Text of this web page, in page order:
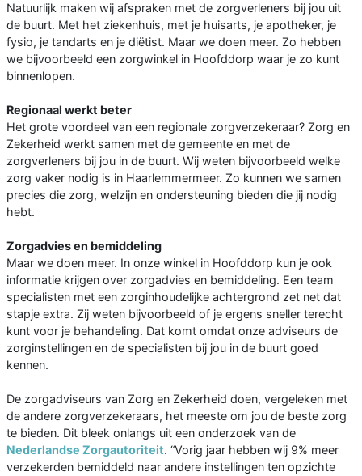
Natuurlijk maken wij afspraken met de zorgverleners bij jou uit
de buurt. Met het ziekenhuis, met je huisarts, je apotheker, je
fysio, je tandarts en je diëtist. Maar we doen meer. Zo hebben
we bijvoorbeeld een zorgwinkel in Hoofddorp waar je zo kunt
binnenlopen.
Regionaal werkt beter
Het grote voordeel van een regionale zorgverzekeraar? Zorg en
Zekerheid werkt samen met de gemeente en met de
zorgverleners bij jou in de buurt. Wij weten bijvoorbeeld welke
zorg vaker nodig is in Haarlemmermeer. Zo kunnen we samen
precies die zorg, welzijn en ondersteuning bieden die jij nodig
hebt.
Zorgadvies en bemiddeling
Maar we doen meer. In onze winkel in Hoofddorp kun je ook
informatie krijgen over zorgadvies en bemiddeling. Een team
specialisten met een zorginhoudelijke achtergrond zet net dat
stapje extra. Zij weten bijvoorbeeld of je ergens sneller terecht
kunt voor je behandeling. Dat komt omdat onze adviseurs de
zorginstellingen en de specialisten bij jou in de buurt goed
kennen.
De zorgadviseurs van Zorg en Zekerheid doen, vergeleken met
de andere zorgverzekeraars, het meeste om jou de beste zorg
te bieden. Dit bleek onlangs uit een onderzoek van de
Nederlandse Zorgautoriteit. “Vorig jaar hebben wij 9% meer
verzekerden bemiddeld naar andere instellingen ten opzichte